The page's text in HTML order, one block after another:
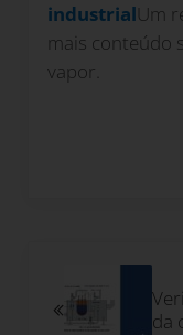
industrialUm
mais conteúdo
vapor.
da